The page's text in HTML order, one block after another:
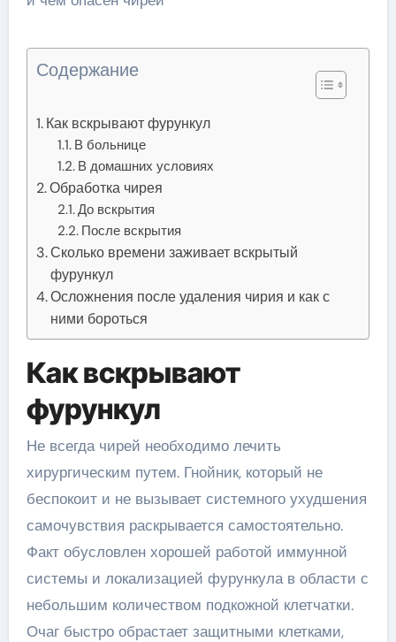
Содержание
Как вскрывают фурункул
В больнице
В домашних условиях
Обработка чирея
До вскрытия
После вскрытия
Сколько времени заживает вскрытый
фурункул
Осложнения после удаления чирия и как с
ними бороться
Как вскрывают
фурункул
Не всегда чирей необходимо лечить
хирургическим путем. Гнойник, который не
беспокоит и не вызывает системного ухудшения
самочувствия раскрывается самостоятельно.
Факт обусловлен хорошей работой иммунной
системы и локализацией фурункула в области с
небольшим количеством подкожной клетчатки.
Очаг быстро обрастает защитными клетками,